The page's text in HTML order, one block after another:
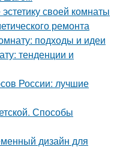
своей комнаты
ремонта
подходы и идеи
тенденции и
России: лучшие
Способы
дизайн для